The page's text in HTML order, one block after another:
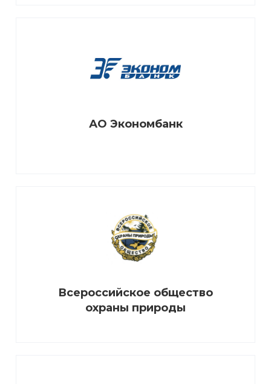
АО Экономбанк
Всероссийское общество
охраны природы